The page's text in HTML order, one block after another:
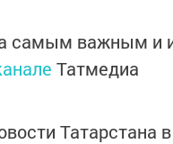
самым важным и
Татмедиа
Татарстана в